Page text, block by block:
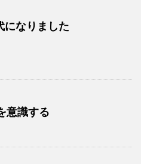
になりました
意識する